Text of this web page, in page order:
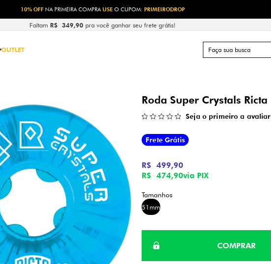
10% OFFNA PRIMEIRA COMPRA USE O CUPOM: PRIMEIRODROP
Faltam R$ 349,90 pra você ganhar seu frete grátis!
OUTLET
Roda Super Crystals Ricta
Seja o primeiro a avaliar
Frete Grátis
R$ 474,90via PIX
R$ 499,90
51mm